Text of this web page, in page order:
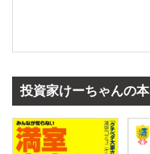
投資家けーちゃんの本